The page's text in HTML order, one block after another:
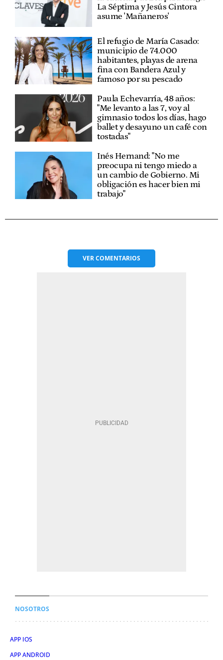
La Séptima y Jesús Cintora
asume 'Mañaneros'
El refugio de María Casado:
municipio de 74.000
habitantes, playas de arena
fina con Bandera Azul y
famoso por su pescado
Paula Echevarría, 48 años:
"Me levanto a las 7, voy al
gimnasio todos los días, hago
ballet y desayuno un café con
tostadas"
Inés Hernand: "No me
preocupa ni tengo miedo a
un cambio de Gobierno. Mi
obligación es hacer bien mi
trabajo"
VERCOMENTARIOS
NOSOTROS
APP IOS
APP ANDROID